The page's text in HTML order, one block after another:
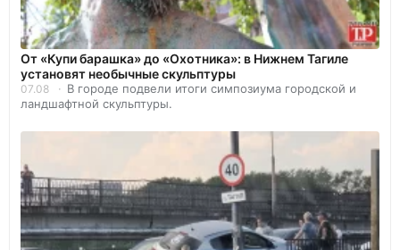
От «Купи барашка» до «Охотника»: в Нижнем Тагиле
установят необычные скульптуры
07.08
В городе подвели итоги симпозиума городской и
ландшафтной скульптуры.